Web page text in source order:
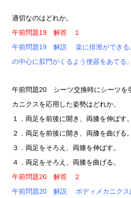
適切なのはどれか。
午前問題19 解答 １
午前問題19 解説 楽に排泄ができる
の中心に肛門がくるよう便器をあてる。
午前問題20 シーツ交換時にシーツを
カニクスを応用した姿勢はどれか。
１．両足を前後に開き、両膝を伸ばす。
２．両足を前後に開き、両膝を曲げる。
３．両足をそろえ、両膝を伸ばす。
４．両足をそろえ、両膝を曲げる。
午前問題20 解答 ２
午前問題20 解説 ボディメカニクス